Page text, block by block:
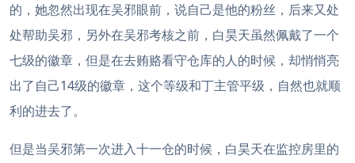
的，她忽然出现在吴邪眼前，说自己是他的粉丝，后来又处
处帮助吴邪，另外在吴邪考核之前，白昊天虽然佩戴了一个
七级的徽章，但是在去贿赂看守仓库的人的时候，却悄悄亮
出了自己14级的徽章，这个等级和丁主管平级，自然也就顺
利的进去了。
但是当吴邪第一次进入十一仓的时候，白昊天在监控房里的